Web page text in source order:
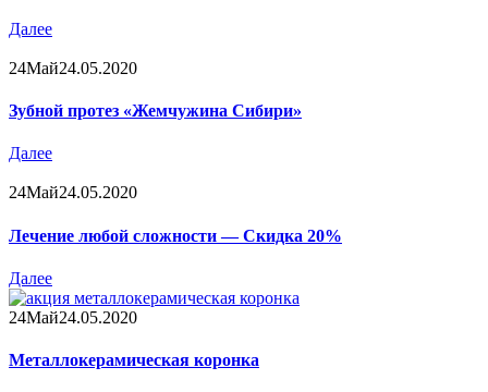
Далее
24Май24.05.2020
Зубной протез «Жемчужина Сибири»
Далее
24Май24.05.2020
Лечение любой сложности — Скидка 20%
Далее
24Май24.05.2020
Металлокерамическая коронка